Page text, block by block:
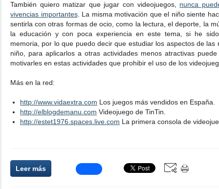
También quiero matizar que jugar con videojuegos, nunca
vivencias importantes. La misma motivación que el niño siente
sentirla con otras formas de ocio, como la lectura, el deporte, la
la educación y con poca experiencia en este tema, si he
memoria, por lo que puedo decir que estudiar los aspectos de las
niño, para aplicarlos a otras actividades menos atractivas
motivarles en estas actividades que prohibir el uso de los
Más en la red:
http://www.vidaextra.com Los juegos más vendidos en España.
http://elblogdemanu.com Videojuego de TinTin.
http://estet1976.spaces.live.com La primera consola de
Leer más